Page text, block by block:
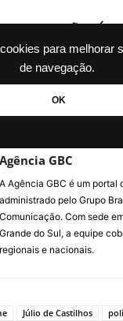
para melhorar
de navegação.
OK
operação, é o
19 ordens
Rio Grande do
Agência GBC
A Agência GBC é um portal
administrado pelo Grupo
Comunicação. Com sede
Grande do Sul, a equipe
regionais e nacionais.
Júlio de Castilhos